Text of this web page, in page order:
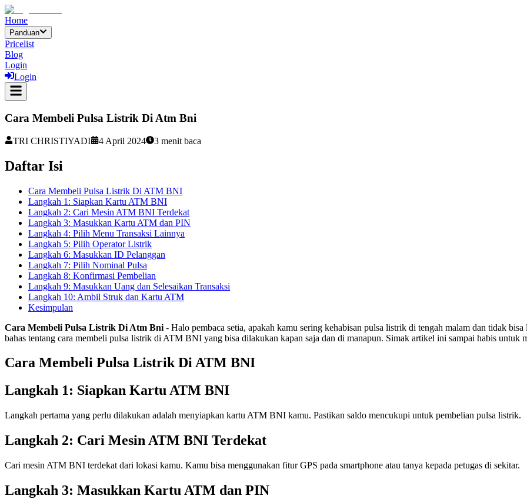
Home
Panduan
Pricelist
Blog
Login
Login
Cara Membeli Pulsa Listrik Di Atm Bni
TRI CHRISTIYADI 4 April 2024 3 menit baca
Daftar Isi
Cara Membeli Pulsa Listrik Di ATM BNI
Langkah 1: Siapkan Kartu ATM BNI
Langkah 2: Cari Mesin ATM BNI Terdekat
Langkah 3: Masukkan Kartu ATM dan PIN
Langkah 4: Pilih Menu Transaksi Lainnya
Langkah 5: Pilih Operator Listrik
Langkah 6: Masukkan ID Pelanggan
Langkah 7: Pilih Nominal Pulsa
Langkah 8: Konfirmasi Pembelian
Langkah 9: Masukkan Uang dan Selesaikan Transaksi
Langkah 10: Ambil Struk dan Kartu ATM
Kesimpulan
Cara Membeli Pulsa Listrik Di Atm Bni - Halo pembaca setia, apakah kamu sering kehabisan pulsa listrik di tengah malam dan tidak
bahas tentang cara membeli pulsa listrik di ATM BNI yang bisa dilakukan kapan saja dan di manapun. Simak artikel ini sampai habis untuk
Cara Membeli Pulsa Listrik Di ATM BNI
Langkah 1: Siapkan Kartu ATM BNI
Langkah pertama yang perlu dilakukan adalah menyiapkan kartu ATM BNI kamu. Pastikan saldo mencukupi untuk pembelian pulsa listrik.
Langkah 2: Cari Mesin ATM BNI Terdekat
Cari mesin ATM BNI terdekat dari lokasi kamu. Kamu bisa menggunakan fitur GPS pada smartphone atau tanya kepada petugas di sekitar.
Langkah 3: Masukkan Kartu ATM dan PIN